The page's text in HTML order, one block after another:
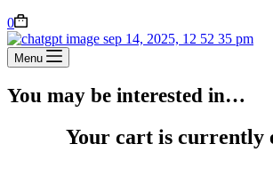
0
Menu
You may be interested in…
Your cart is currently